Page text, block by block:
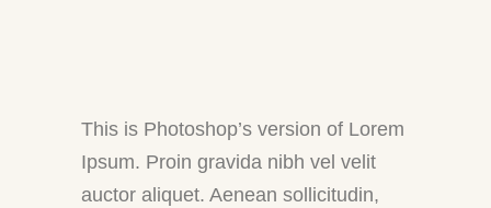
This is Photoshop’s version of Lorem
Ipsum. Proin gravida nibh vel velit
auctor aliquet. Aenean sollicitudin,